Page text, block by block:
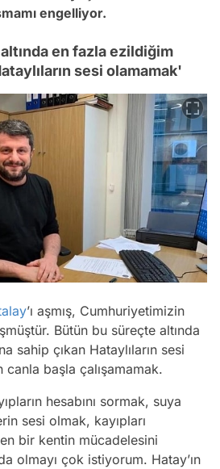
engelliyor.
en fazla ezildiğim
sesi olamamak'
’ı aşmış, Cumhuriyetimizin
Bütün bu süreçte altında
sahip çıkan Hataylıların sesi
canla başla çalışamamak.
hesabını sormak, suya
sesi olmak, kayıpları
bir kentin mücadelesini
olmayı çok istiyorum. Hatay’ın